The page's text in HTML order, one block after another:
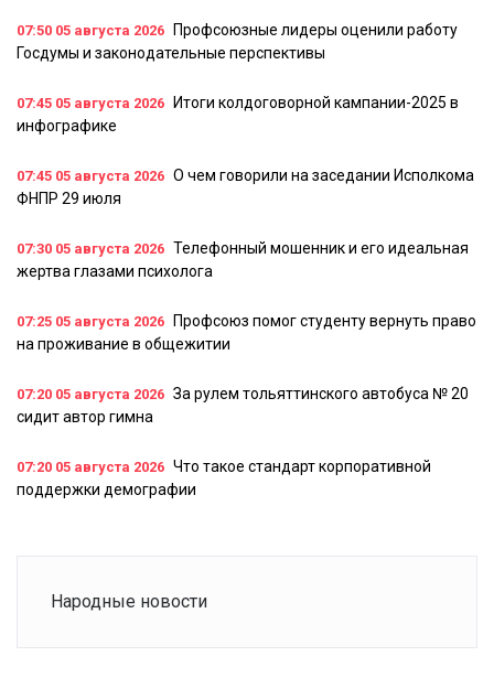
07:50 05 августа 2026
Профсоюзные лидеры оценили работу
Госдумы и законодательные перспективы
07:45 05 августа 2026
Итоги колдоговорной кампании-2025 в
инфографике
07:45 05 августа 2026 О чем говорили на заседании Исполкома
ФНПР 29 июля
07:30 05 августа 2026 Телефонный мошенник и его идеальная
жертва глазами психолога
07:25 05 августа 2026
Профсоюз помог студенту вернуть право
на проживание в общежитии
07:20 05 августа 2026 За рулем тольяттинского автобуса № 20
сидит автор гимна
07:20 05 августа 2026 Что такое стандарт корпоративной
поддержки демографии
Народные новости